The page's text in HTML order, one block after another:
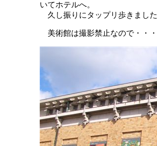
いてホテルへ。
久し振りにタップリ歩きました
美術館は撮影禁止なので・・・